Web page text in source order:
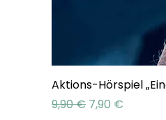
Aktions-Hörspiel
Standardpreis
9,90 € Sale-Preis
7,90 €